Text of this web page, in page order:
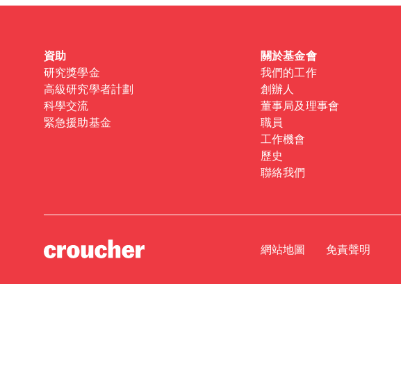
資助
研究獎學金
高級研究學者計劃
科學交流
緊急援助基金
關於基金會
我們的工作
創辦人
董事局及理事會
職員
工作機會
歷史
聯絡我們
網站地圖 免責聲明